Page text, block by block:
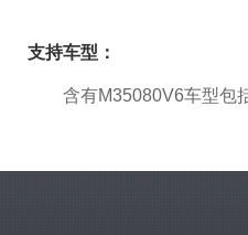
支持车型：
含有M35080V6车型包